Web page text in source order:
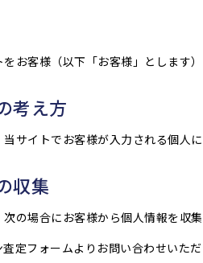
お客様（以下「お客様」とします
考え方
サイトでお客様が入力される個人
収集
の場合にお客様から個人情報を収集
定フォームよりお問い合わせいただ